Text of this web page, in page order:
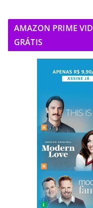
AMAZON PRIME
GRÁTIS